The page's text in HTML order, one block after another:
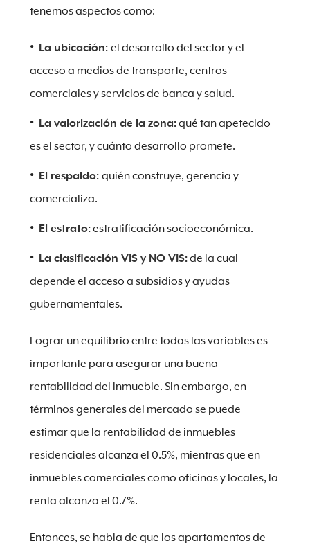
tenemos aspectos como:
La ubicación: el desarrollo del sector y el
acceso a medios de transporte, centros
comerciales y servicios de banca y salud.
La valorización de la zona:qué tan apetecido
es el sector, y cuánto desarrollo promete.
El respaldo: quién construye, gerencia y
comercializa.
El estrato:estratificación socioeconómica.
La clasificación VIS y NO VIS:de la cual
depende el acceso a subsidios y ayudas
gubernamentales.
Lograr un equilibrio entre todas las variables es
importante para asegurar una buena
rentabilidad del inmueble. Sin embargo, en
términos generales del mercado se puede
estimar que la rentabilidad de inmuebles
residenciales alcanza el 0.5%, mientras que en
inmuebles comerciales como oficinas y locales, la
renta alcanza el 0.7%.
Entonces, se habla de que los apartamentos de